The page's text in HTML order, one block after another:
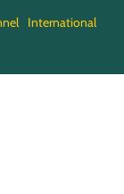
International